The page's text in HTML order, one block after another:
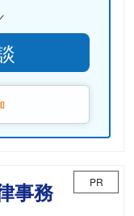
事務
PR